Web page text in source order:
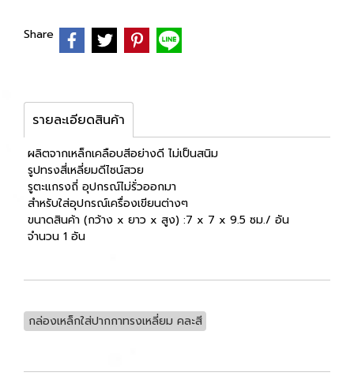
Share
รายละเอียดสินค้า
ผลิตจากเหล็กเคลือบสีอย่างดี ไม่เป็นสนิม
รูปทรงสี่เหลี่ยมดีไซน์สวย
รูตะแกรงถี่ อุปกรณ์ไม่รั่วออกมา
สำหรับใส่อุปกรณ์เครื่องเขียนต่างๆ
ขนาดสินค้า (กว้าง x ยาว x สูง) :7 x 7 x 9.5 ซม./ อัน
จำนวน 1 อัน
กล่องเหล็กใส่ปากกาทรงเหลี่ยม คละสี